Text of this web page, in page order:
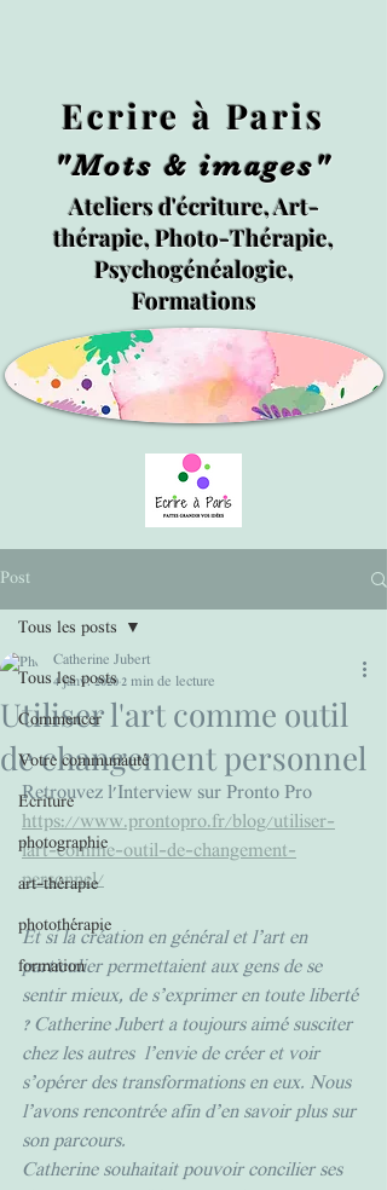
Ecrire à Paris
"Mots & images"
Ateliers d'écriture, Art-
thérapie, Photo-Thérapie,
Psychogénéalogie,
Formations
Post
Tous les posts
Commencer
Votre communauté
Ecriture
photographie
art-thérapie
photothérapie
formation
Tous les posts
Utiliser l'art comme outil
de changement personnel
Catherine Jubert
4 janv. 20202 min de lecture
Retrouvez l'Interview sur Pronto Pro
https://www.prontopro.fr/blog/utiliser-
lart-comme-outil-de-changement-
personnel/
Et si la création en général et l’art en
particulier permettaient aux gens de se
sentir mieux, de s’exprimer en toute liberté
? Catherine Jubert a toujours aimé susciter
chez les autres  l’envie de créer et voir
s’opérer des transformations en eux. Nous
l’avons rencontrée afin d’en savoir plus sur
son parcours.
Catherine souhaitait pouvoir concilier ses